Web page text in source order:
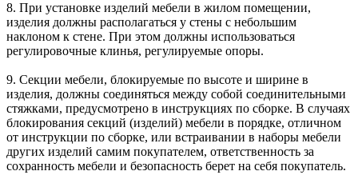
8. При установке изделий мебели в жилом помещении,
изделия должны располагаться у стены с небольшим
наклоном к стене. При этом должны использоваться
регулировочные клинья, регулируемые опоры.
9. Секции мебели, блокируемые по высоте и ширине в
изделия, должны соединяться между собой соединительными
стяжками, предусмотрено в инструкциях по сборке. В случаях
блокирования секций (изделий) мебели в порядке, отличном
от инструкции по сборке, или встраивании в наборы мебели
других изделий самим покупателем, ответственность за
сохранность мебели и безопасность берет на себя покупатель.